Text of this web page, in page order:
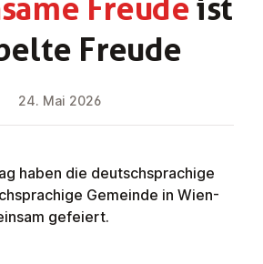
Freudeist
Freude
24. Mai 2026
haben die deutschsprachige
Gemeinde in Wien-
gefeiert.